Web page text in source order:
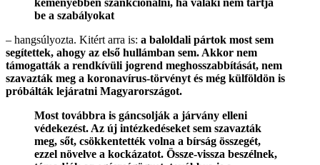
be a szabályokat
– hangsúlyozta. Kitért arra is: a baloldali pártok most sem
segítettek, ahogy az első hullámban sem. Akkor nem
támogatták a rendkívüli jogrend meghosszabbítását, nem
szavazták meg a koronavírus-törvényt és még külföldön is
próbálták lejáratni Magyarországot.
Most továbbra is gáncsolják a járvány elleni
védekezést. Az új intézkedéseket sem szavazták
meg, sőt, csökkentették volna a bírság összegét,
ezzel növelve a kockázatot. Össze-vissza beszélnek,